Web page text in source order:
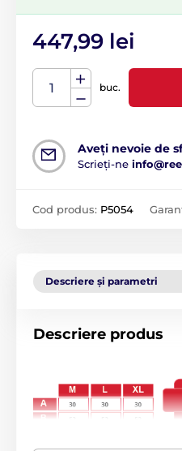
447,99 lei
buc.
Aveți nevoie de
Scrieți-ne
Cod produs: P5054
Descriere și parametri
Descriere produs